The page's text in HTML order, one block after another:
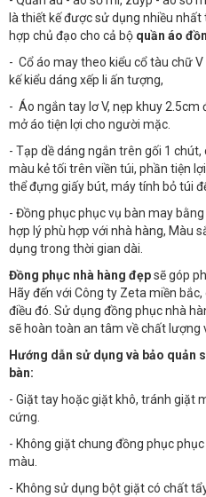
là thiết kế được sử dụng nhiều
hợp chủ đạo cho cả bộ quần áo
- Cổ áo may theo kiểu cổ tàu chữ
kế kiểu dáng xếp li ấn tượng,
- Áo ngắn tay lơ V, nẹp khuy
mở áo tiện lợi cho người mặc.
- Tạp dề dáng ngắn trên gối 1
màu kẻ tối trên viền túi, phần tiện
thể đựng giấy bút, máy tính bỏ túi
- Đồng phục phục vụ bàn may
hợp lý phù hợp với nhà hàng, Màu
dụng trong thời gian dài.
Đồng phục nhà hàng đẹpsẽ góp
Hãy đến với Công ty Zeta miền
điều đó. Sử dụng đồng phục nhà
sẽ hoàn toàn an tâm về chất lượng
Hướng dẫn sử dụng và bảo quản
bàn:
- Giặt tay hoặc giặt khô, tránh giặt
cứng.
- Không giặt chung đồng phục
màu.
- Không sử dụng bột giặt có chất